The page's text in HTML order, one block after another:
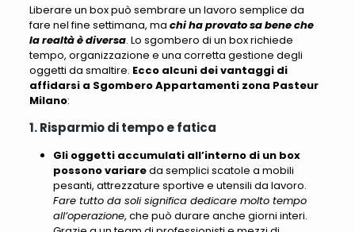
Liberare un box può sembrare un lavoro semplice da
fare nel fine settimana, ma chi ha provato sa bene che
la realtà è diversa. Lo sgombero di un boxrichiede
tempo, organizzazione e una corretta gestione degli
oggetti da smaltire. Ecco alcuni dei vantaggi di
affidarsi a Sgombero Appartamenti zona Pasteur
Milano:
1. Risparmio di tempo e fatica
Gli oggetti accumulati all’interno di un box
possono variareda semplici scatole a mobili
pesanti, attrezzature sportive e utensili da lavoro.
Fare tutto da soli significa dedicare molto tempo
all’operazione, che può durare anche giorni interi.